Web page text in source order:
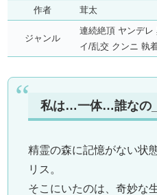
作者
茸太
ジャンル
連続絶頂 ヤンデレ
イ/乱交 クンニ 執
私は…一体…誰なの
精霊の森に記憶がない状
リス。
そこにいたのは、奇妙な